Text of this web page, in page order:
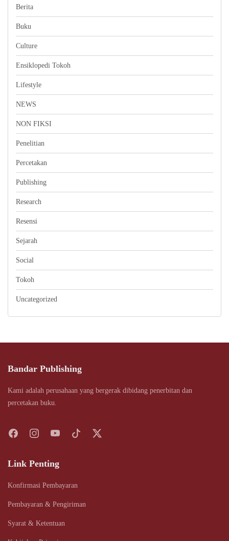
Berita
Buku
Culture
Ensiklopedi Tokoh
Lifestyle
NEWS
NON FIKSI
Penelitian
Percetakan
Publishing
Research
Resensi
Sejarah
Social
Tokoh
Uncategorized
Bandar Publishing
Kami adalah perusahaan yang bergerak dibidang penerbitan dan
percetakan buku.
Link Penting
Konfirmasi Pembayaran
Pembayaran & Pengiriman
Syarat & Ketentuan